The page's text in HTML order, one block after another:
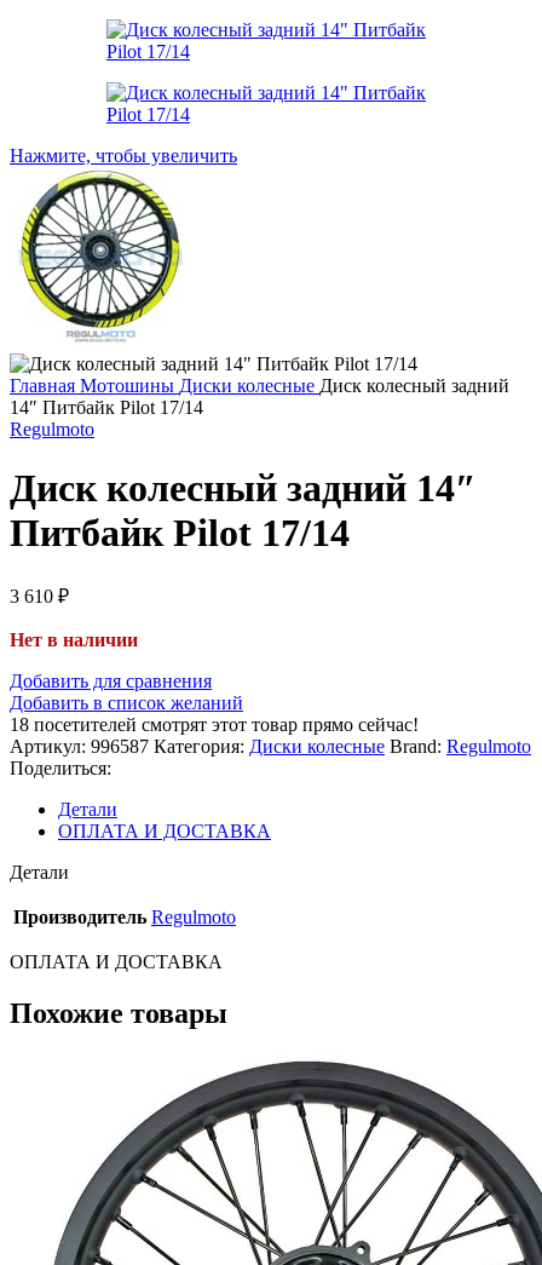
Нажмите, чтобы увеличить
Главная Мотошины Диски колесные Диск колесный задний
14″ Питбайк Pilot 17/14
Regulmoto
Диск колесный задний 14″
Питбайк Pilot 17/14
3 610 ₽
Нет в наличии
Добавить для сравнения
Добавить в список желаний
18 посетителей смотрят этот товар прямо сейчас!
Артикул: 996587 Категория: Диски колесные Brand: Regulmoto
Поделиться:
Детали
ОПЛАТА И ДОСТАВКА
Детали
Производитель Regulmoto
ОПЛАТА И ДОСТАВКА
Похожие товары